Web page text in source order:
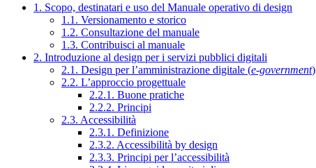
1. Scopo, destinatari e uso del Manuale operativo di design
1.1. Versionamento e storico
1.2. Consultazione del manuale
1.3. Contribuisci al manuale
2. Introduzione al design per i servizi pubblici digitali
2.1. Design per l’amministrazione digitale (e-government)
2.2. L’approccio progettuale
2.2.1. Buone pratiche
2.2.2. Principi
2.3. Accessibilità
2.3.1. Definizione
2.3.2. Accessibilità by design
2.3.3. Principi per l’accessibilità